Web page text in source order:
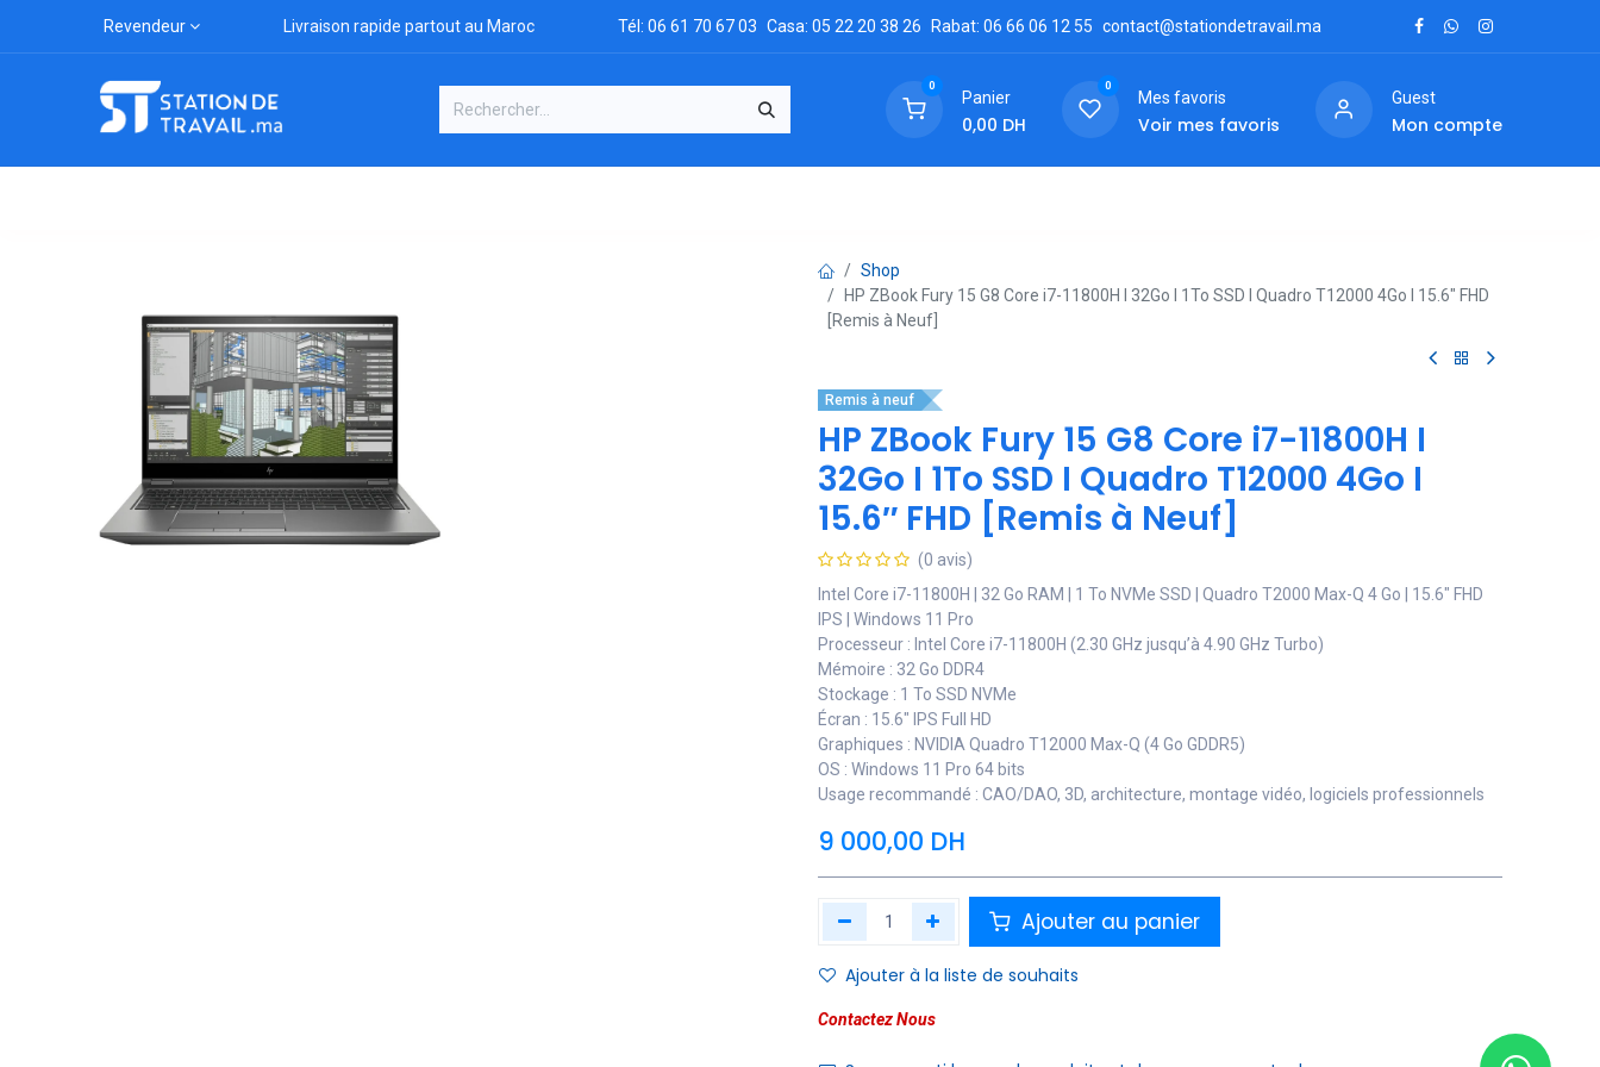
Revendeur Livraison rapide partout au Maroc Tél: 06 61 70 67 03 Casa: 05 22 20 38 26 Rabat: 06 66 06 12 55 contact@stationdetravail.ma
0
Panier
0,00 DH
0
Mes favoris
Voir mes favoris
Guest
Mon compte
Shop
HP ZBook Fury 15 G8 Core i7-11800H I 32Go I 1To SSD I Quadro T12000 4Go I 15.6″ FHD
[Remis à Neuf]
Remis à neuf
HP ZBook Fury 15 G8 Core i7-11800H I
32Go I 1To SSD I Quadro T12000 4Go I
15.6″ FHD [Remis à Neuf]
(0 avis)
Intel Core i7-11800H | 32 Go RAM | 1 To NVMe SSD | Quadro T2000 Max-Q 4 Go | 15.6″ FHD
IPS | Windows 11 Pro
Processeur : Intel Core i7-11800H (2.30 GHz jusqu’à 4.90 GHz Turbo)
Mémoire : 32 Go DDR4
Stockage : 1 To SSD NVMe
Écran : 15.6″ IPS Full HD
Graphiques : NVIDIA Quadro T12000 Max-Q (4 Go GDDR5)
OS : Windows 11 Pro 64 bits
Usage recommandé : CAO/DAO, 3D, architecture, montage vidéo, logiciels professionnels
9 000,00 DH
Ajouter au panier
Ajouter à la liste de souhaits
Contactez Nous